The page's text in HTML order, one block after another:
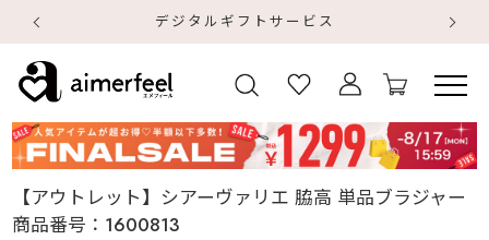
デジタルギフトサービス
【アウトレット】シアーヴァリエ 脇高 単品ブラジャー
商品番号： 1600813